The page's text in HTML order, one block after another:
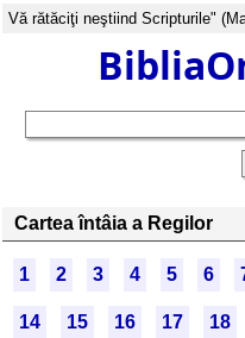
Vă rătăciţi neştiind Scripturile"
Cartea întâia a Regilor
1 2 3 4 5 6
14 15 16 17 18